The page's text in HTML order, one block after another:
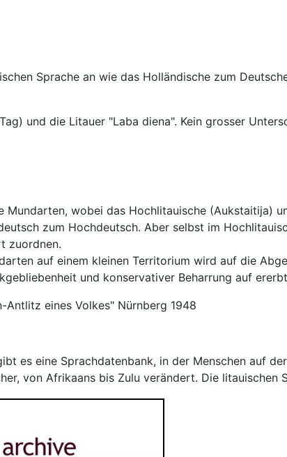
Sprache an wie das Holländische zum
und die Litauer "Laba diena". Kein grosser
Mundarten, wobei das Hochlitauische (Aukstaitija)
zum Hochdeutsch. Aber selbst im
zuordnen.
auf einem kleinen Territorium wird auf die
und konservativer Beharrung auf
eines Volkes" Nürnberg 1948
es eine Sprachdatenbank, in der Menschen auf
von Afrikaans bis Zulu verändert. Die litauischen